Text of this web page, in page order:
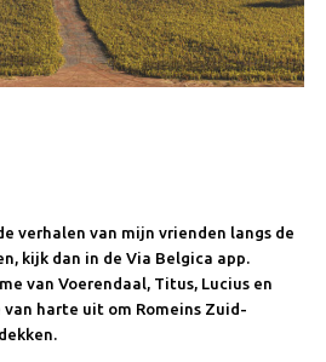
verhalen van mijn vrienden langs de
kijk dan in de Via Belgica app.
van Voerendaal, Titus, Lucius en
harte uit om Romeins Zuid-